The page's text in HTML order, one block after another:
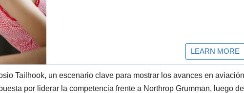
Tailhook, un escenario clave para mostrar los avances en aviación
por liderar la competencia frente a Northrop Grumman, luego